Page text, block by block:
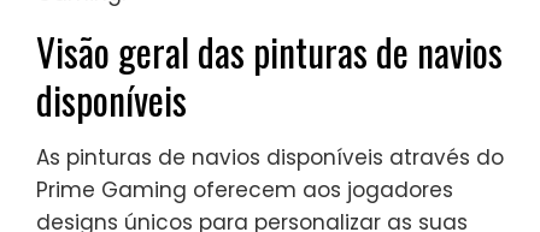
Visão geral das pinturas de navios
disponíveis
As pinturas de navios disponíveis através do
Prime Gaming oferecem aos jogadores
designs únicos para personalizar as suas